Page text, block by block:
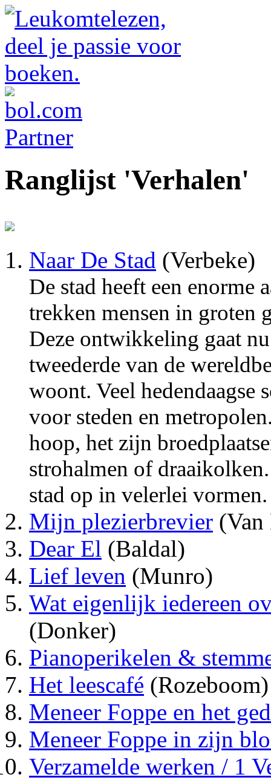
Ranglijst 'Verhalen'
Naar De Stad (Verbeke)
De stad heeft een enorme
trekken mensen in groten
Deze ontwikkeling gaat
tweederde van de
woont. Veel hedendaagse
voor steden en
hoop, het zijn
strohalmen of
stad op in velerlei
Mijn plezierbrevier
Dear El (Baldal)
Lief leven (Munro)
Wat eigenlijk iedereen
(Donker)
Pianoperikelen &
Het leescafé (Rozeboom)
Meneer Foppe en het
Meneer Foppe in zijn
Verzamelde werken / 1